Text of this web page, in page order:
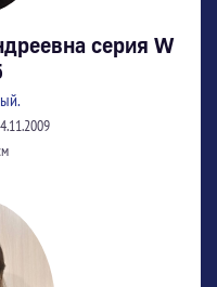
серия W